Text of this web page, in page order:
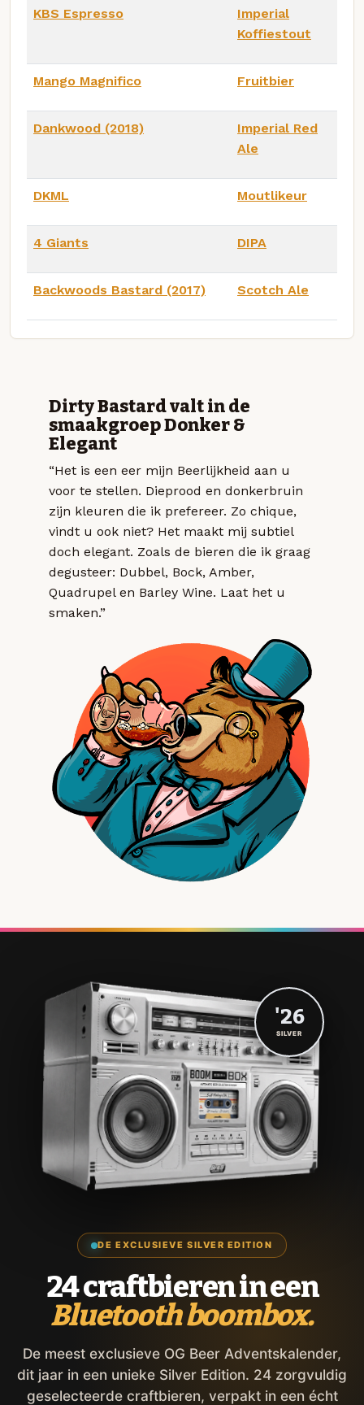
KBS Espresso
Imperial
Koffiestout
Mango Magnifico Fruitbier
Dankwood (2018)
Imperial Red
Ale
DKML Moutlikeur
4 Giants DIPA
Backwoods Bastard (2017) Scotch Ale
Dirty Bastard valt in de
smaakgroep Donker &
Elegant
“Het is een eer mijn Beerlijkheid aan u
voor te stellen. Dieprood en donkerbruin
zijn kleuren die ik prefereer. Zo chique,
vindt u ook niet? Het maakt mij subtiel
doch elegant. Zoals de bieren die ik graag
degusteer: Dubbel, Bock, Amber,
Quadrupel en Barley Wine. Laat het u
smaken.”
DE EXCLUSIEVE SILVER EDITION
24 craftbieren in een
Bluetooth boombox.
De meest exclusieve OG Beer Adventskalender,
dit jaar in een unieke Silver Edition. 24 zorgvuldig
geselecteerde craftbieren, verpakt in een écht
'26
SILVER